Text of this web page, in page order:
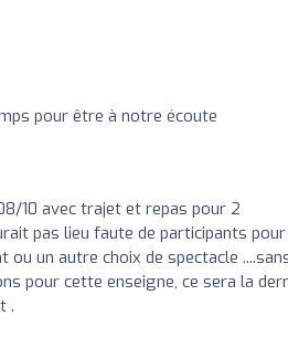
pour être à notre écoute
10 avec trajet et repas pour 2
pas lieu faute de participants pour
ou un autre choix de spectacle
pour cette enseigne, ce sera la
.